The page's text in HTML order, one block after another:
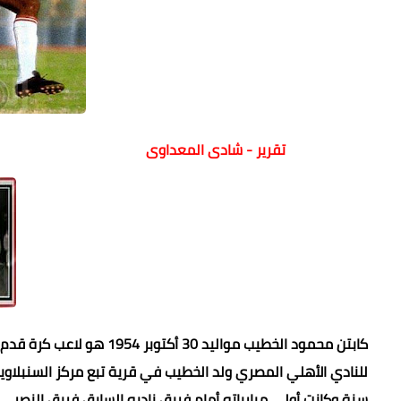
تقرير - شادى المعداوى
كابتن محمود الخطيب